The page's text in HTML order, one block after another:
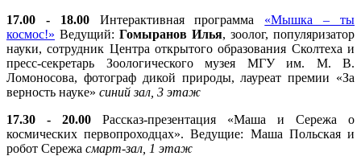
17.00 - 18.00 Интерактивная программа «Мышка – ты
космос!» Ведущий: Гомыранов Илья, зоолог, популяризатор
науки, сотрудник Центра открытого образования Сколтеха и
пресс-секретарь Зоологического музея МГУ им. М. В.
Ломоносова, фотограф дикой природы, лауреат премии «За
верность науке» синий зал, 3 этаж
17.30 - 20.00 Рассказ-презентация «Маша и Сережа о
космических первопроходцах». Ведущие: Маша Польская и
робот Сережа смарт-зал, 1 этаж